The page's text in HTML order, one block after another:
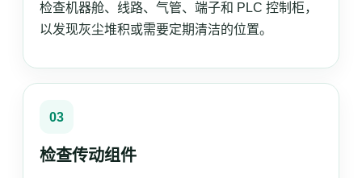
检查机器舱、线路、气管、端子和 PLC 控制柜，
以发现灰尘堆积或需要定期清洁的位置。
03
检查传动组件